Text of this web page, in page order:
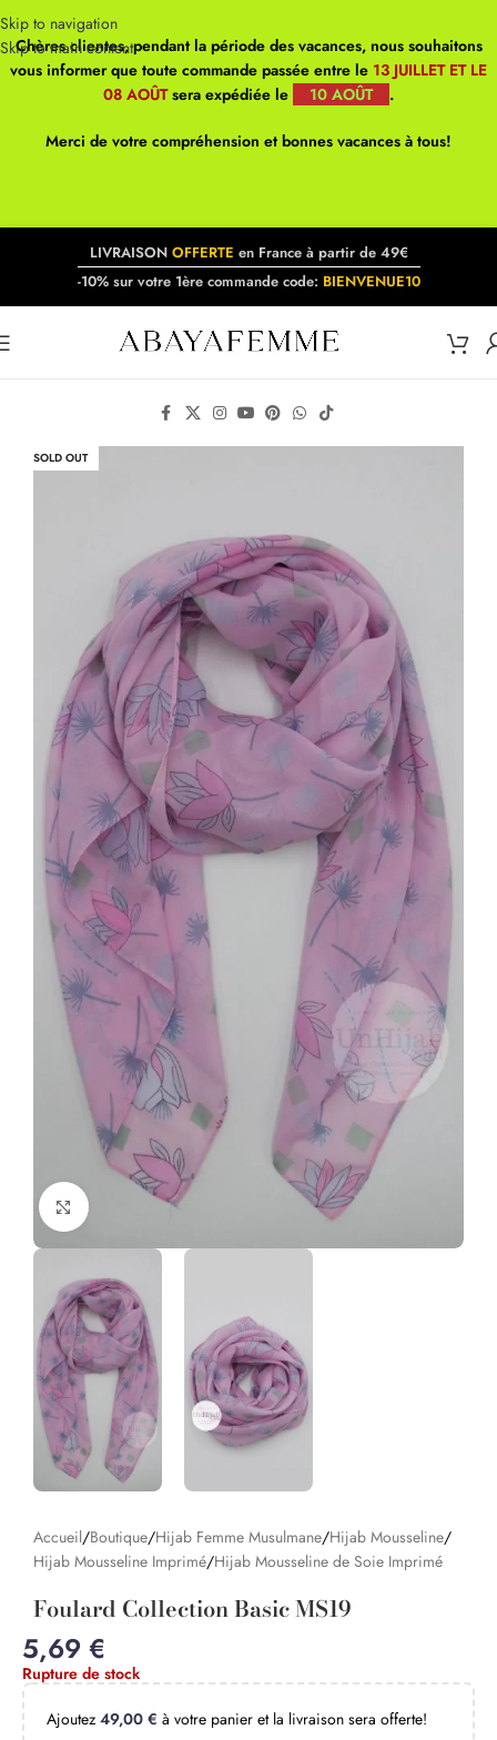
Skip to navigation
Skip to main content
Chères clientes, pendant la période des vacances, nous souhaitons
vous informer que toute commande passée entre le 13 JUILLET ET LE
08 AOÛTsera expédiée le 10 AOÛT .
Merci de votre compréhension et bonnes vacances à tous!
LIVRAISON OFFERTE en France à partir de 49€
-10% sur votre 1ère commande code: BIENVENUE10
SOLD OUT
Click to enlarge
Accueil/Boutique/Hijab Femme Musulmane/Hijab Mousseline/
Hijab Mousseline Imprimé/Hijab Mousseline de Soie Imprimé
Foulard Collection Basic MS19
5,69 €
Rupture de stock
Ajoutez 49,00 € à votre panier et la livraison sera offerte!